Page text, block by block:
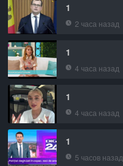
1
2 часа назад
1
4 часа назад
1
4 часа назад
1
5 часов назад